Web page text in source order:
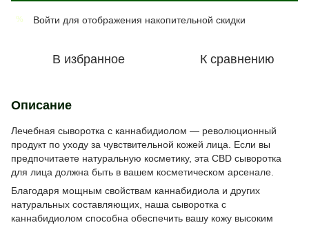
% Войти для отображения накопительной скидки
В избранное К сравнению
Описание
Лечебная сыворотка с каннабидиолом — революционный
продукт по уходу за чувствительной кожей лица. Если вы
предпочитаете натуральную косметику, эта CBD сыворотка
для лица должна быть в вашем косметическом арсенале.
Благодаря мощным свойствам каннабидиола и других
натуральных составляющих, наша сыворотка с
каннабидиолом способна обеспечить вашу кожу высоким